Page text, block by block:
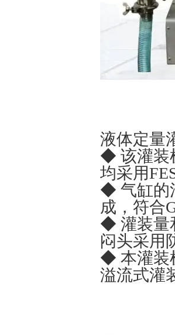
液体定量
◆ 该灌装
均采用
◆ 气缸的
成，符合
◆ 灌装量
闷头采用
◆ 本灌装
溢流式灌